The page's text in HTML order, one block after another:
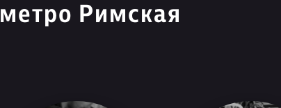
метро Римская